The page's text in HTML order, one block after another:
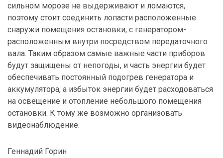
сильном морозе не выдерживают и ломаются,
поэтому стоит соединить лопасти расположенные
снаружи помещения остановки, с генератором-
расположенным внутри посредством передаточного
вала. Таким образом самые важные части приборов
будут защищены от непогоды, и часть энергии будет
обеспечивать постоянный подогрев генератора и
аккумулятора, а избыток энергии будет расходоваться
на освещение и отопление небольшого помещения
остановки. К тому же возможно организовать
видеонаблюдение.
Геннадий Горин